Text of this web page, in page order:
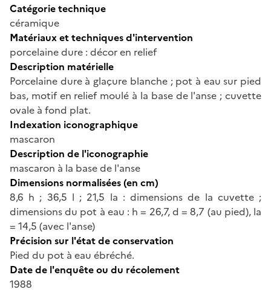
Catégorie technique
céramique
Matériaux et techniques d'intervention
porcelaine dure : décor en relief
Description matérielle
Porcelaine dure à glaçure blanche ; pot à eau sur pied
bas, motif en relief moulé à la base de l'anse ; cuvette
ovale à fond plat.
Indexation iconographique
mascaron
Description de l'iconographie
mascaron à la base de l'anse
Dimensions normalisées (en cm)
8,6 h ; 36,5 l ; 21,5 la : dimensions de la cuvette ;
dimensions du pot à eau : h = 26,7, d = 8,7 (au pied), la
= 14,5 (avec l'anse)
Précision sur l'état de conservation
Pied du pot à eau ébréché.
Date de l'enquête ou du récolement
1988